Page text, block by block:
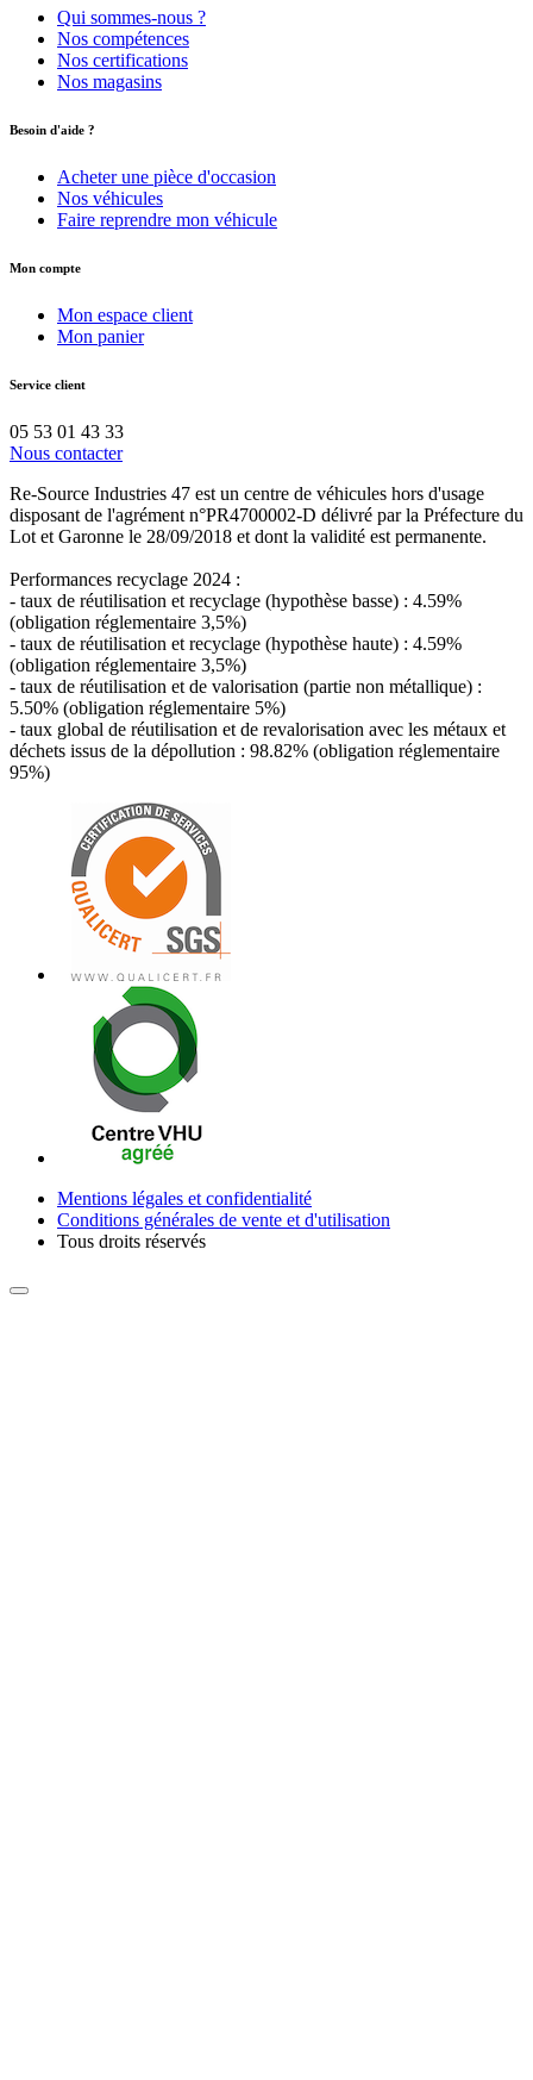
Qui sommes-nous ?
Nos compétences
Nos certifications
Nos magasins
Besoin d'aide ?
Acheter une pièce d'occasion
Nos véhicules
Faire reprendre mon véhicule
Mon compte
Mon espace client
Mon panier
Service client
05 53 01 43 33
Nous contacter
Re-Source Industries 47 est un centre de véhicules hors d'usage
disposant de l'agrément n°PR4700002-D délivré par la Préfecture du
Lot et Garonne le 28/09/2018 et dont la validité est permanente.
Performances recyclage 2024 :
- taux de réutilisation et recyclage (hypothèse basse) : 4.59%
(obligation réglementaire 3,5%)
- taux de réutilisation et recyclage (hypothèse haute) : 4.59%
(obligation réglementaire 3,5%)
- taux de réutilisation et de valorisation (partie non métallique) :
5.50% (obligation réglementaire 5%)
- taux global de réutilisation et de revalorisation avec les métaux et
déchets issus de la dépollution : 98.82% (obligation réglementaire
95%)
Mentions légales et confidentialité
Conditions générales de vente et d'utilisation
Tous droits réservés